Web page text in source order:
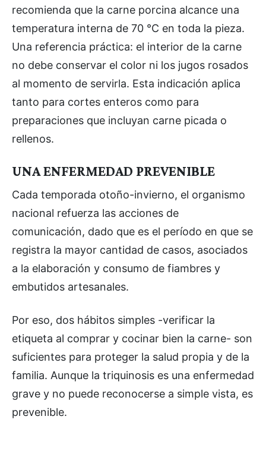
recomienda que la carne porcina alcance una
temperatura interna de 70 °C en toda la pieza.
Una referencia práctica: el interior de la carne
no debe conservar el color ni los jugos rosados
al momento de servirla. Esta indicación aplica
tanto para cortes enteros como para
preparaciones que incluyan carne picada o
rellenos.
UNA ENFERMEDAD PREVENIBLE
Cada temporada otoño-invierno, el organismo
nacional refuerza las acciones de
comunicación, dado que es el período en que se
registra la mayor cantidad de casos, asociados
a la elaboración y consumo de fiambres y
embutidos artesanales.
Por eso, dos hábitos simples -verificar la
etiqueta al comprar y cocinar bien la carne- son
suficientes para proteger la salud propia y de la
familia. Aunque la triquinosis es una enfermedad
grave y no puede reconocerse a simple vista, es
prevenible.